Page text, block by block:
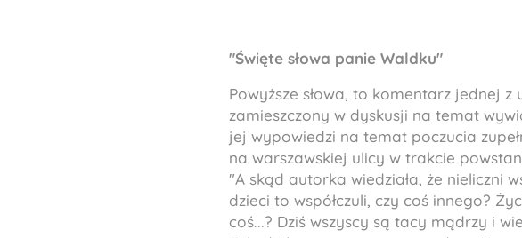
"Święte słowa panie Waldku"
Powyższe słowa, to komentarz jednej
zamieszczony w dyskusji na temat
jej wypowiedzi na temat poczucia
na warszawskiej ulicy w trakcie
"A skąd autorka wiedziała, że nieliczni
dzieci to współczuli, czy coś innego?
coś...? Dziś wszyscy są tacy mądrzy i